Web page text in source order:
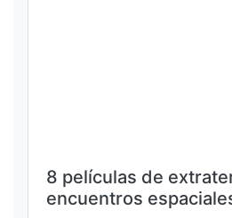
8 películas de
encuentros